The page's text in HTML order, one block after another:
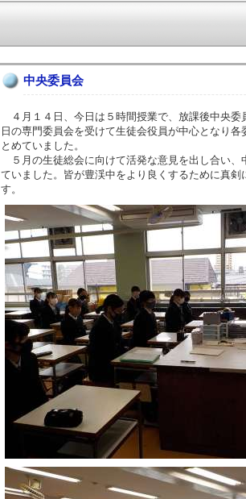
中央委員会
４月１４日、今日は５時間授業で、放課後中央委
日の専門委員会を受けて生徒会役員が中心となり各
とめていました。
５月の生徒総会に向けて活発な意見を出し合い、
ていました。皆が豊渓中をより良くするために真剣
す。